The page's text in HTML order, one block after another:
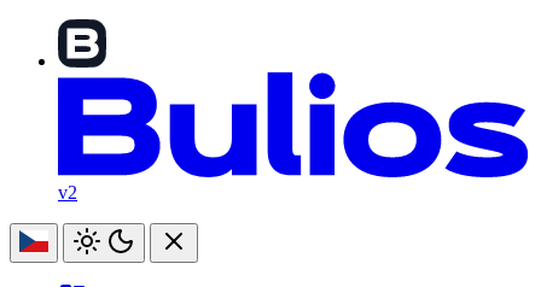
v2